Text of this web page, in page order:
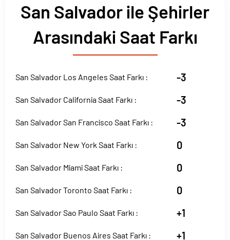
San Salvador ile Şehirler
Arasındaki Saat Farkı
San Salvador Los Angeles Saat Farkı : -3
San Salvador California Saat Farkı : -3
San Salvador San Francisco Saat Farkı : -3
San Salvador New York Saat Farkı : 0
San Salvador Miami Saat Farkı : 0
San Salvador Toronto Saat Farkı : 0
San Salvador Sao Paulo Saat Farkı : +1
San Salvador Buenos Aires Saat Farkı : +1